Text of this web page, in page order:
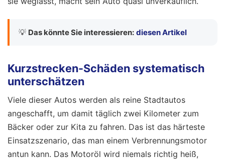
💡 Das könnte Sie interessieren: diesen Artikel
Kurzstrecken-Schäden systematisch
unterschätzen
Viele dieser Autos werden als reine Stadtautos
angeschafft, um damit täglich zwei Kilometer zum
Bäcker oder zur Kita zu fahren. Das ist das härteste
Einsatzszenario, das man einem Verbrennungsmotor
antun kann. Das Motoröl wird niemals richtig heiß,